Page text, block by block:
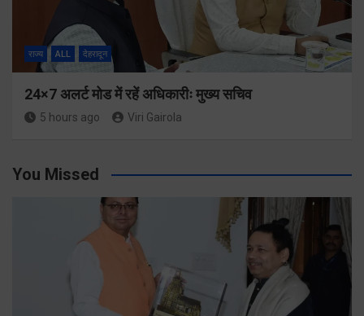
राज्य ALL देहरादून
24×7 अलर्ट मोड में रहें अधिकारीः मुख्य सचिव
5 hours ago Viri Gairola
You Missed